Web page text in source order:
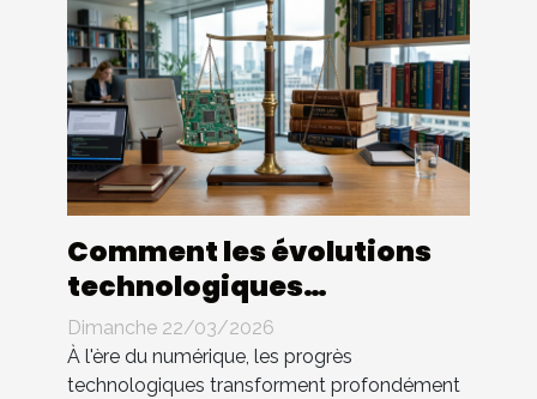
Comment les évolutions
technologiques
impactent-elles le droit
des contrats ?
Dimanche 22/03/2026
À l'ère du numérique, les progrès
technologiques transforment profondément